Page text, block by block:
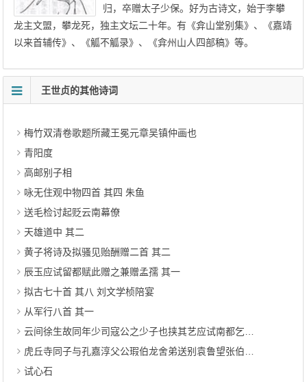
归，卒赠太子少保。好为古诗文，始于李攀
龙主文盟，攀龙死，独主文坛二十年。有《弇山堂别集》、《嘉靖
以来首辅传》、《觚不觚录》、《弇州山人四部稿》等。
王世贞的其他诗词
梅竹双清卷歌题所藏王冕元章吴镇仲画也
青阳度
高邮别子相
咏无住观中物四首 其四 朱鱼
送毛检讨起贬云南幕僚
天雄道中 其二
黄子将诗及拟骚见贻酬赠二首 其二
辰玉应试留都赋此赠之兼赠孟孺 其一
拟古七十首 其八 刘文学桢陪宴
从军行八首 其一
云间徐生故同年少司寇公之少子也挟其艺应试南都乞余诗赠之
虎丘寺同子与孔嘉淳父公瑕伯龙舍弟送别袁鲁望张伯起会试北上得阳字
试心石